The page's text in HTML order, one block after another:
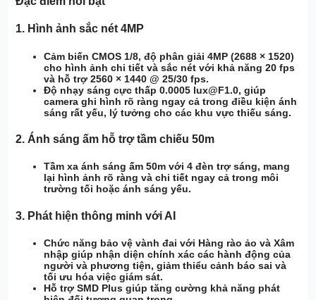
1. Hình ảnh sắc nét 4MP
Cảm biến CMOS 1/8, độ phân giải4MP (2688 × 1520)
cho hình ảnh chi tiết và sắc nét với khả năng20 fps
và hỗ trợ2560 × 1440 @ 25/30 fps.
Độ nhạy sáng cực thấp 0.0005 lux@F1.0, giúp
camera ghi hình rõ ràng ngay cả trong điều kiện ánh
sáng rất yếu, lý tưởng cho các khu vực thiếu sáng.
2. Ánh sáng ấm hỗ trợ tầm chiếu 50m
Tầm xa ánh sáng ấm 50m với4 đèn trợ sáng, mang
lại hình ảnh rõ ràng và chi tiết ngay cả trong môi
trường tối hoặc ánh sáng yếu.
3. Phát hiện thông minh với AI
Chức năng bảo vệ vành đai với Hàng rào ảo vàXâm
nhập giúp nhận diện chính xác các hành động của
người và phương tiện, giảm thiểu cảnh báo sai và
tối ưu hóa việc giám sát.
Hỗ trợ SMD Plus giúp tăng cường khả năng phát